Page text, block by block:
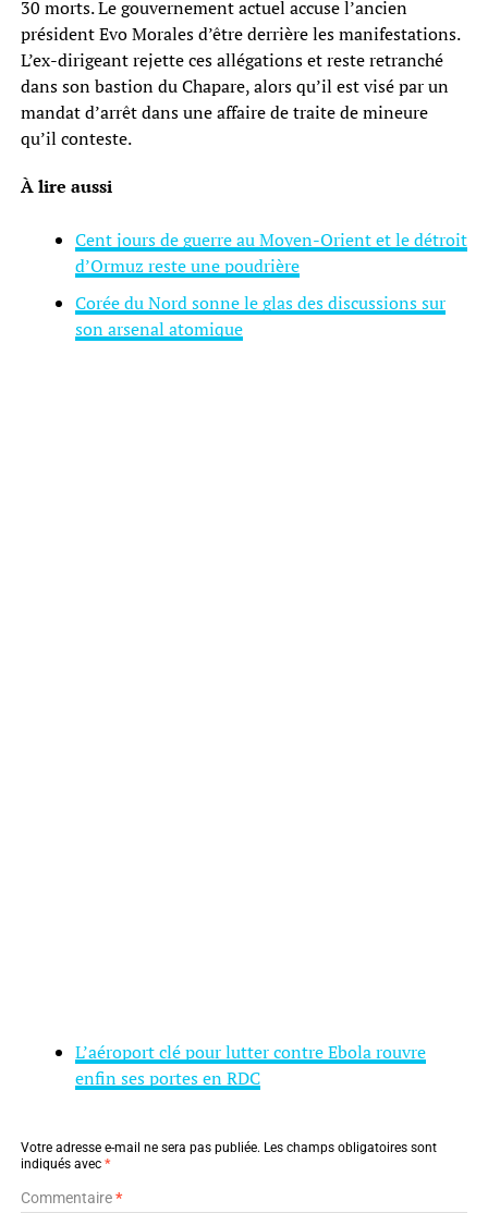
30 morts. Le gouvernement actuel accuse l’ancien
président Evo Morales d’être derrière les manifestations.
L’ex-dirigeant rejette ces allégations et reste retranché
dans son bastion du Chapare, alors qu’il est visé par un
mandat d’arrêt dans une affaire de traite de mineure
qu’il conteste.
À lire aussi
Cent jours de guerre au Moyen-Orient et le détroit
d’Ormuz reste une poudrière
Corée du Nord sonne le glas des discussions sur
son arsenal atomique
L’aéroport clé pour lutter contre Ebola rouvre
enfin ses portes en RDC
Votre adresse e-mail ne sera pas publiée. Les champs obligatoires sont
indiqués avec *
Commentaire*